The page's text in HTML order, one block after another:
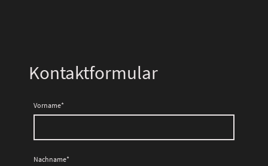
Kontaktformular
Vorname*
Nachname*